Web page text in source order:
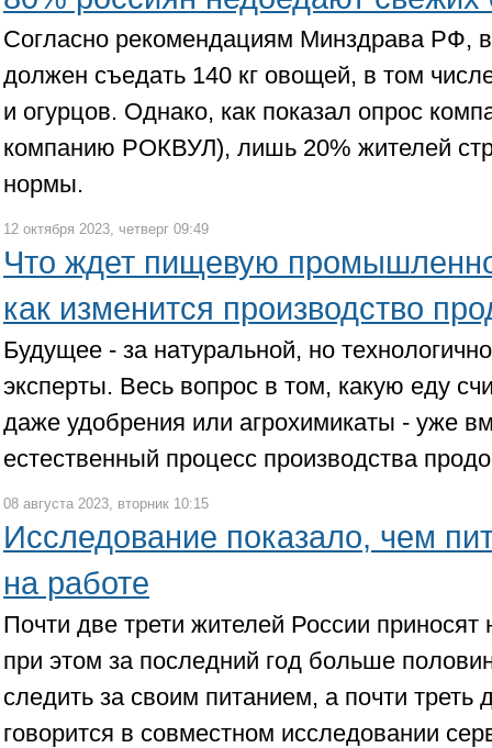
Согласно рекомендациям Минздрава РФ,
должен съедать 140 кг овощей, в том
и огурцов. Однако, как показал опрос
компанию РОКВУЛ), лишь 20% жителей
нормы.
12 октября 2023, четверг 09:49
Что ждет пищевую
как изменится производство
Будущее - за натуральной, но
эксперты. Весь вопрос в том, какую еду
даже удобрения или агрохимикаты - уже
естественный процесс производства
08 августа 2023, вторник 10:15
Исследование показало, чем
на работе
Почти две трети жителей России
при этом за последний год больше
следить за своим питанием, а почти
говорится в совместном исследовании